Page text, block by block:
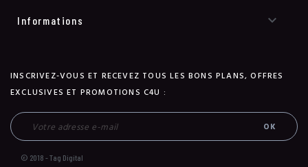
Informations 
INSCRIVEZ-VOUS ET RECEVEZ TOUS LES BONS PLANS, OFFRES
EXCLUSIVES ET PROMOTIONS C4U :
© 2018 - Tag Digital